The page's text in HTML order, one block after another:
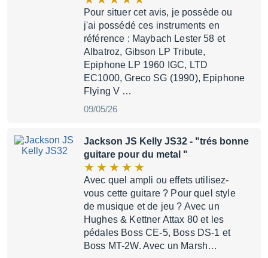
Pour situer cet avis, je possède ou
j'ai possédé ces instruments en
référence : Maybach Lester 58 et
Albatroz, Gibson LP Tribute,
Epiphone LP 1960 IGC, LTD
EC1000, Greco SG (1990), Epiphone
Flying V …
09/05/26
Jackson JS Kelly JS32 - "trés bonne
guitare pour du metal "
Avec quel ampli ou effets utilisez-
vous cette guitare ? Pour quel style
de musique et de jeu ? Avec un
Hughes & Kettner Attax 80 et les
pédales Boss CE-5, Boss DS-1 et
Boss MT-2W. Avec un Marsh…